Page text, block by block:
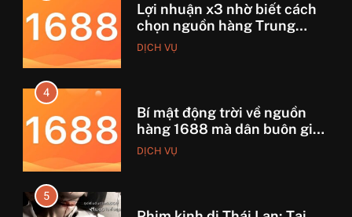
Lợi nhuận x3 nhờ biết cách
chọn nguồn hàng Trung
Quốc chuẩn
DỊCH VỤ
4
Bí mật động trời về nguồn
hàng 1688 mà dân buôn giấu
nhẹm!
DỊCH VỤ
5